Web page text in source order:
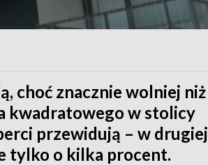
choć znacznie wolniej niż
kwadratowego w stolicy
przewidują – w drugiej
tylko o kilka procent.